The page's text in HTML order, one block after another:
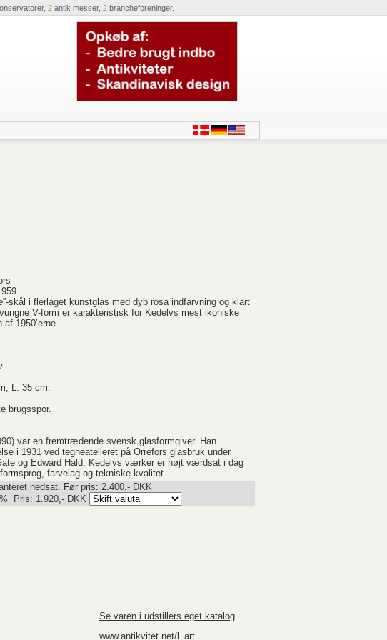
2 antik messer, 2 brancheforeninger.
skål i flerlaget kunstglas med dyb rosa indfarvning og klart
V-form er karakteristisk for Kedelvs mest ikoniske
1950’erne.
L. 35 cm.
brugsspor.
var en fremtrædende svensk glasformgiver. Han
i 1931 ved tegneatelieret på Orrefors glasbruk under
og Edward Hald. Kedelvs værker er højt værdsat i dag
farvelag og tekniske kvalitet.
nedsat. Før pris: 2.400,- DKK
Pris: 1.920,- DKK
Se varen i udstillers eget katalog
www.antikvitet.net/l_art